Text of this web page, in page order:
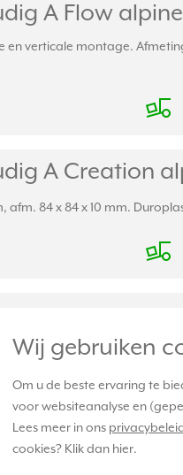
Wij gebruiken
Om u de beste ervaring te
voor websiteanalyse en
Lees meer in ons privacybeleid
cookies? Klik dan hier.
A Flow
verticale montage.
A Creation
84 x 84 x 10 mm.
(1520 N EINS).